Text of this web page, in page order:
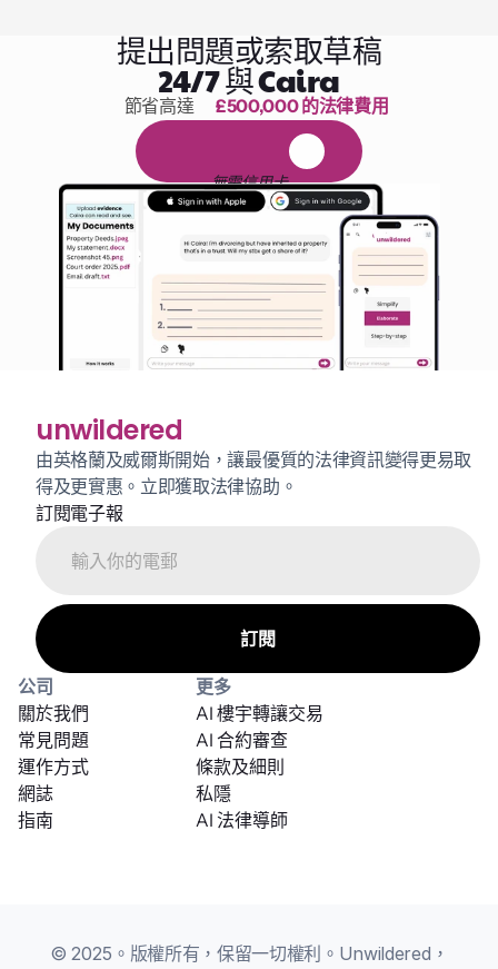
提出問題或索取草稿
24/7 與 Caira
1,000 小時的閱讀
節省高達 £500,000 的法律費用
無需信用卡
unwildered
由英格蘭及威爾斯開始，讓最優質的法律資訊變得更易取
得及更實惠。立即獲取法律協助。
訂閱電子報
公司
關於我們
常見問題
運作方式
網誌
指南
更多
條款及細則
AI 合約審查
AI 法律導師
私隱
AI 樓宇轉讓交易
© 2025。版權所有，保留一切權利。Unwildered，